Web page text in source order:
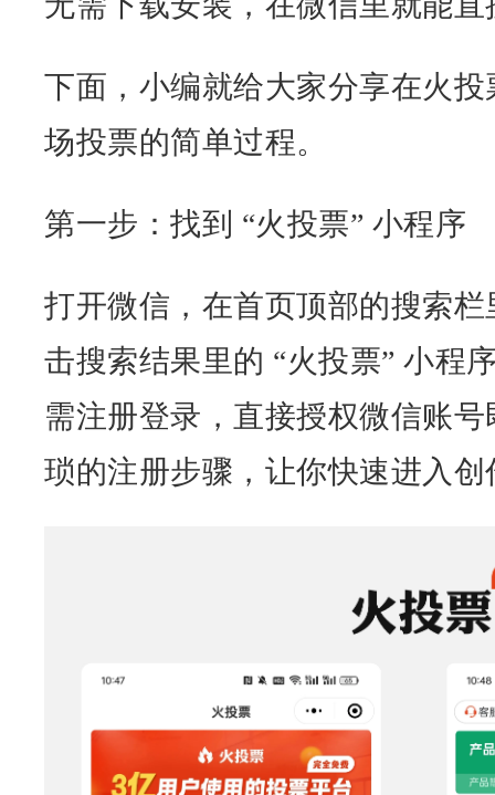
下面，小编就给大家分享在火
场投票的简单过程。
第一步：找到 “火投票” 小程序
打开微信，在首页顶部的搜索栏
击搜索结果里的 “火投票” 小程
需注册登录，直接授权微信账
琐的注册步骤，让你快速进入创